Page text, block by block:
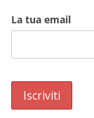
La tua email